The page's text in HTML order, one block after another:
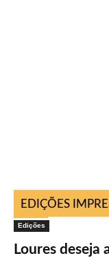
EDIÇÕES
Edições
Loures